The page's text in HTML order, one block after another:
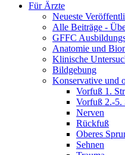
Für Ärzte
Neueste
Alle Beiträge -
GFFC
Anatomie und
Klinische
Bildgebung
Konservative und
Vorfuß 1.
Vorfuß 2.-5.
Nerven
Rückfuß
Oberes
Sehnen